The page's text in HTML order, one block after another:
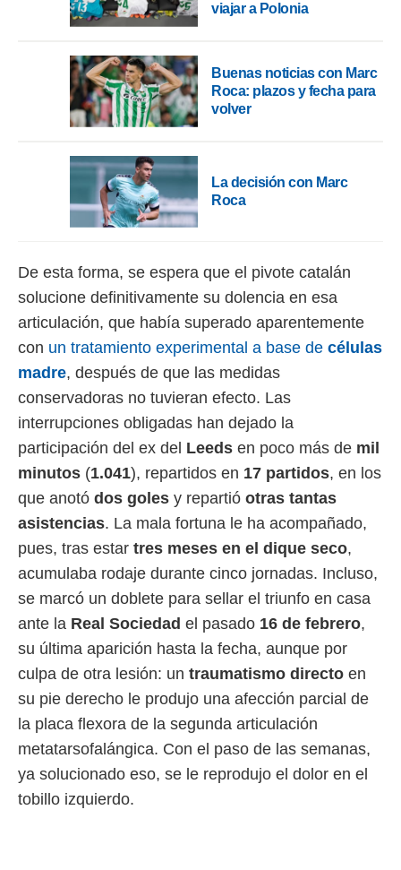
1199
viajar a Polonia
Buenas noticias con Marc
Roca: plazos y fecha para
volver
La decisión con Marc
Roca
De esta forma, se espera que el pivote catalán
solucione definitivamente su dolencia en esa
articulación, que había superado aparentemente
con un tratamiento experimental a base de células
madre, después de que las medidas
conservadoras no tuvieran efecto. Las
interrupciones obligadas han dejado la
participación del ex del Leeds en poco más de mil
minutos (1.041), repartidos en 17 partidos, en los
que anotó dos goles y repartió otras tantas
asistencias. La mala fortuna le ha acompañado,
pues, tras estar tres meses en el dique seco,
acumulaba rodaje durante cinco jornadas. Incluso,
se marcó un doblete para sellar el triunfo en casa
ante la Real Sociedad el pasado 16 de febrero,
su última aparición hasta la fecha, aunque por
culpa de otra lesión: un traumatismo directo en
su pie derecho le produjo una afección parcial de
la placa flexora de la segunda articulación
metatarsofalángica. Con el paso de las semanas,
ya solucionado eso, se le reprodujo el dolor en el
tobillo izquierdo.